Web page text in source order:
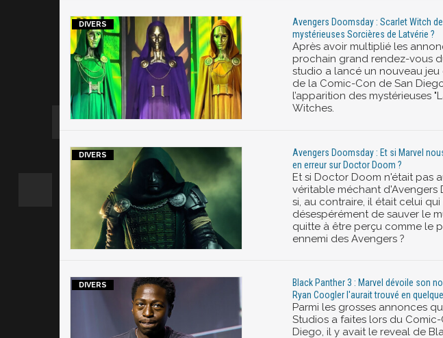
Avengers Doomsday : Scarlet Witch
mystérieuses Sorcières de Latvérie ?
Après avoir multiplié les
prochain grand rendez-vous
studio a lancé un nouveau jeu
de la Comic-Con de San
l’apparition des mystérieuses
Witches.
Avengers Doomsday : Et si Marvel
en erreur sur Doctor Doom ?
Et si Doctor Doom n'était pas
véritable méchant d'Avengers
si, au contraire, il était celui
désespérément de sauver le
quitte à être perçu comme le
ennemi des Avengers ?
Black Panther 3 : Marvel dévoile son
Ryan Coogler l'aurait trouvé en
Parmi les grosses annonces
Studios a faites lors du
Diego, il y avait le reveal de